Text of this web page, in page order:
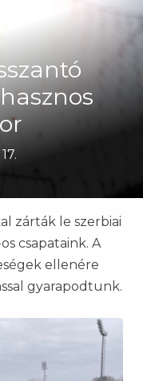
zárták le szerbiai
csapataink. A
ellenére
gyarapodtunk.